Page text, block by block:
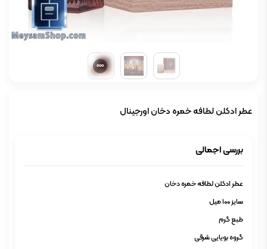
عطر ادکلن لطافه خمره دخان اورجینال
بررسی اجمالی
عطر ادکلن لطافه خمره دخان
سایز 100 میل
طبع گرم
گروه بویایی شرقی